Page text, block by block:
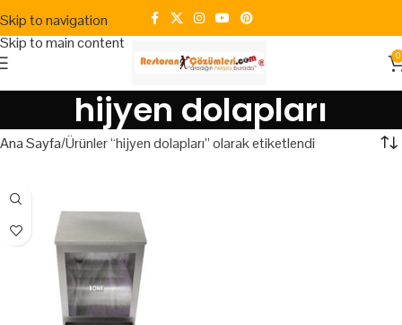
Skip to navigation
Skip to main content
0
hijyen dolapları
Ana Sayfa Ürünler “hijyen dolapları” olarak etiketlendi